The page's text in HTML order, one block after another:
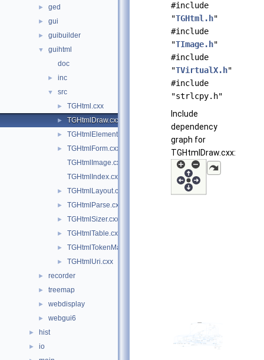
► ged
► gui
► guibuilder
▼
guihtml
doc
► inc
▼ src
► TGHtml.cxx
► TGHtmlDraw.cxx
► TGHtmlElement.cxx
►
TGHtmlForm.cxx
TGHtmlImage.cxx
TGHtmlIndex.cxx
► TGHtmlLayout.cxx
► TGHtmlParse.cxx
► TGHtmlSizer.cxx
► TGHtmlTable.cxx
► TGHtmlTokenMap.cxx
► TGHtmlUri.cxx
► recorder
► treemap
► webdisplay
► webgui6
► hist
► io
#include
"TGHtml.h"
#include
"TImage.h"
#include
"TVirtualX.h"
#include
"strlcpy.h"
Include
dependency
graph for
TGHtmlDraw.cxx: